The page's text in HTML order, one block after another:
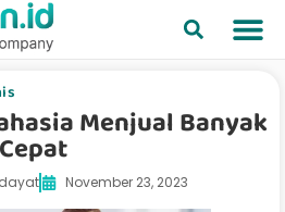
Menjual Banyak
November 23, 2023